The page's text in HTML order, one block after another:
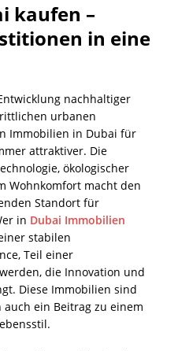
kaufen –
in eine
nachhaltiger
urbanen
Immobilien in Dubai für
attraktiver. Die
ökologischer
Wohnkomfort macht den
Standort für
in Dubai Immobilien
stabilen
Teil einer
die Innovation und
Diese Immobilien sind
ein Beitrag zu einem